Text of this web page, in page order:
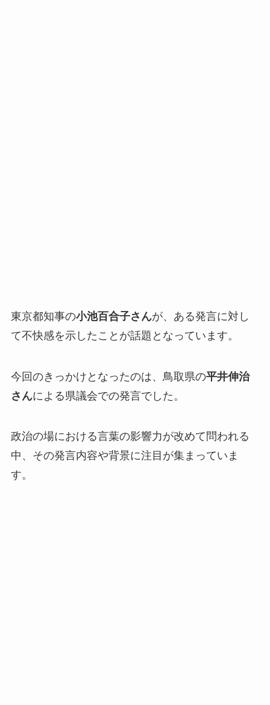
東京都知事の小池百合子さんが、ある発言に対し
て不快感を示したことが話題となっています。
今回のきっかけとなったのは、鳥取県の平井伸治
さんによる県議会での発言でした。
政治の場における言葉の影響力が改めて問われる
中、その発言内容や背景に注目が集まっていま
す。